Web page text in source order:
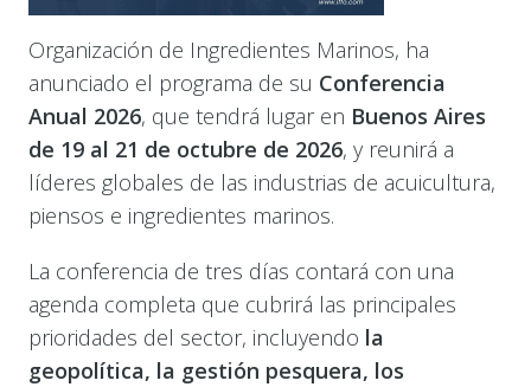
Organización de Ingredientes Marinos, ha
anunciado el programa de su Conferencia
Anual 2026, que tendrá lugar en Buenos Aires
de 19 al 21 de octubre de 2026, y reunirá a
líderes globales de las industrias de acuicultura,
piensos e ingredientes marinos.
La conferencia de tres días contará con una
agenda completa que cubrirá las principales
prioridades del sector, incluyendo la
geopolítica, la gestión pesquera, los